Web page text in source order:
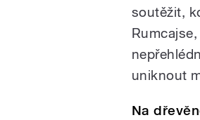
soutěžit,
uniknout
Na